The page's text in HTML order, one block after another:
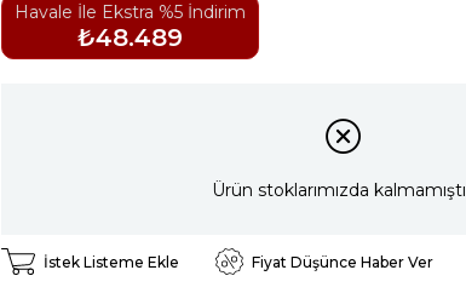
Havale İle Ekstra %5 İndirim
₺48.489
Ürün stoklarımızda
İstek Listeme Ekle Fiyat Düşünce Haber Ver